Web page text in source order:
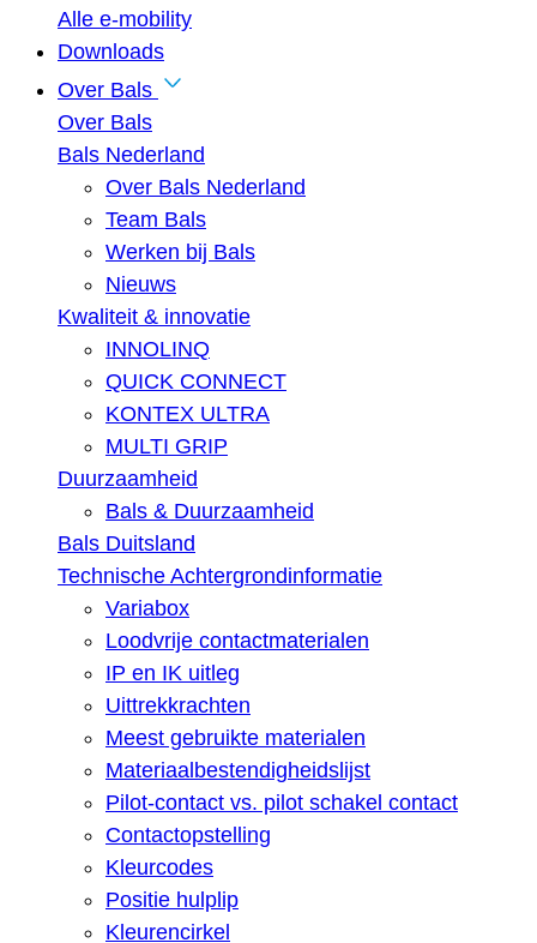
Alle e-mobility
Downloads
Over Bals
Over Bals
Bals Nederland
Over Bals Nederland
Team Bals
Werken bij Bals
Nieuws
Kwaliteit & innovatie
INNOLINQ
QUICK CONNECT
KONTEX ULTRA
MULTI GRIP
Duurzaamheid
Bals & Duurzaamheid
Bals Duitsland
Technische Achtergrondinformatie
Variabox
Loodvrije contactmaterialen
IP en IK uitleg
Uittrekkrachten
Meest gebruikte materialen
Materiaalbestendigheidslijst
Pilot-contact vs. pilot schakel contact
Contactopstelling
Kleurcodes
Positie hulplip
Kleurencirkel